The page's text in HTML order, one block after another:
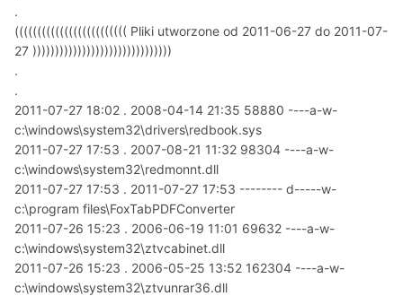
.
((((((((((((((((((((((((( Pliki utworzone od 2011-06-27 do 2011-07-
27 )))))))))))))))))))))))))))))))
.
.
2011-07-27 18:02 . 2008-04-14 21:35 58880 ----a-w-
c:\windows\system32\drivers\redbook.sys
2011-07-27 17:53 . 2007-08-21 11:32 98304 ----a-w-
c:\windows\system32\redmonnt.dll
2011-07-27 17:53 . 2011-07-27 17:53 -------- d-----w-
c:\program files\FoxTabPDFConverter
2011-07-26 15:23 . 2006-06-19 11:01 69632 ----a-w-
c:\windows\system32\ztvcabinet.dll
2011-07-26 15:23 . 2006-05-25 13:52 162304 ----a-w-
c:\windows\system32\ztvunrar36.dll